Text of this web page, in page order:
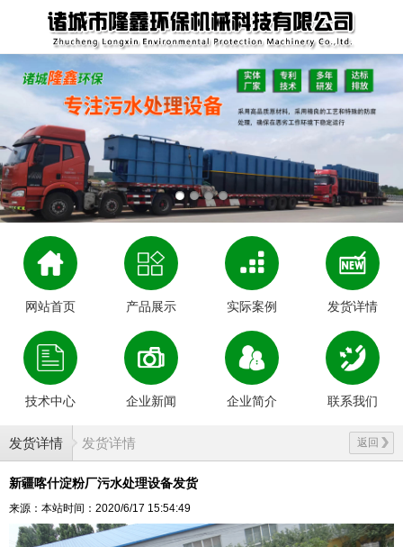
网站首页 产品展示 实际案例 发货详情
技术中心 企业新闻 企业简介 联系我们
发货详情 返回
发货详情
新疆喀什淀粉厂污水处理设备发货
来源：本站时间：2020/6/17 15:54:49